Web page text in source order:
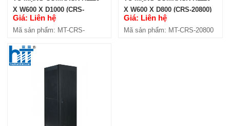
X W600 X D1000 (CRS-
201000)
Giá: Liên hệ
Mã sản phẩm: MT-CRS-
X W600 X D800 (CRS-20800)
Giá: Liên hệ
Mã sản phẩm: MT-CRS-20800